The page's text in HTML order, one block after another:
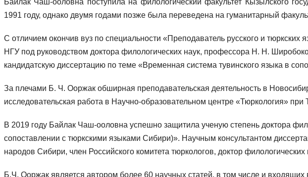
Байлак Чаш-ооловна поступила на филологический факультет Кызылского
1991 году, однако двумя годами позже была переведена на гуманитарный
С отличием окончив вуз по специальности «Преподаватель русского и
НГУ под руководством доктора филологических наук, профессора Н. Н.
кандидатскую диссертацию по теме «Временная система тувинского языка в
За плечами Б. Ч. Ооржак обширная преподавательская деятельность в
исследовательская работа в Научно-образовательном центре «Тюркология» при
В 2019 году Байлак Чаш-ооловна успешно защитила ученую степень доктора
сопоставлении с тюркскими языками Сибири)». Научным консультантом
народов Сибири, член Российского комитета тюркологов, доктор
Б.Ч. Ооржак является автором более 60 научных статей, в том числе и